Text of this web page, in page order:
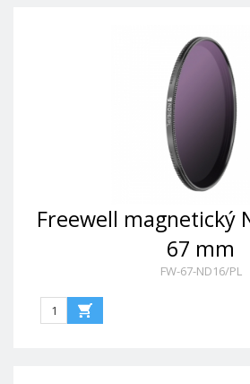
Freewell magnetický
67 mm
FW-67-ND16/PL